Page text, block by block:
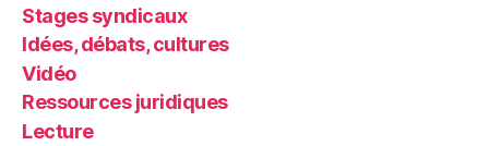
Stages syndicaux
Idées, débats, cultures
Vidéo
Ressources juridiques
Lecture